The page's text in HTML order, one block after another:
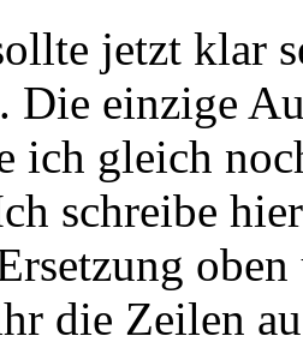
jetzt klar
einzige
ich gleich
schreibe
die Zeilen